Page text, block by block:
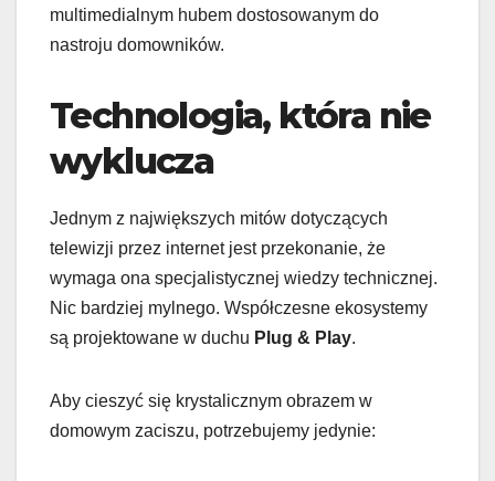
multimedialnym hubem dostosowanym do
nastroju domowników.
Technologia, która nie
wyklucza
Jednym z największych mitów dotyczących
telewizji przez internet jest przekonanie, że
wymaga ona specjalistycznej wiedzy technicznej.
Nic bardziej mylnego. Współczesne ekosystemy
są projektowane w duchu Plug & Play.
Aby cieszyć się krystalicznym obrazem w
domowym zaciszu, potrzebujemy jedynie: